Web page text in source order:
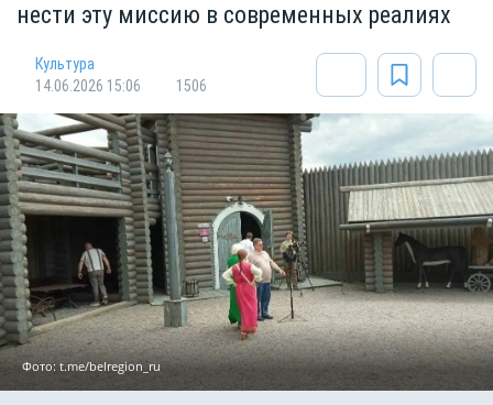
нести эту миссию в современных реалиях
Культура
14.06.2026 15:06
1506
Фото: t.me/belregion_ru